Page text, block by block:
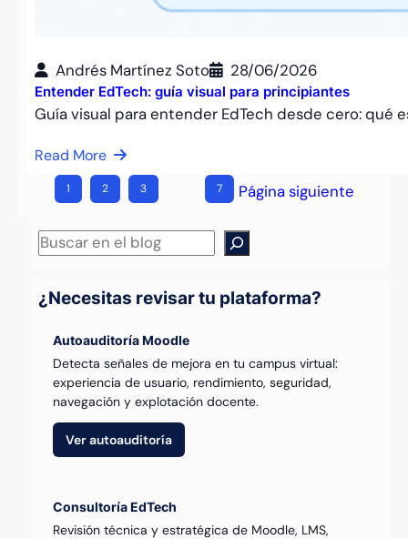
Andrés Martínez Soto 28/06/2026
Entender EdTech: guía visual para principiantes
Guía visual para entender EdTech desde cero: qué
Read More
1 2 3 7 Página siguiente
Buscar
¿Necesitas revisar tu plataforma?
Autoauditoría Moodle
Detecta señales de mejora en tu campus virtual:
experiencia de usuario, rendimiento, seguridad,
navegación y explotación docente.
Ver autoauditoría
Consultoría EdTech
Revisión técnica y estratégica de Moodle, LMS,